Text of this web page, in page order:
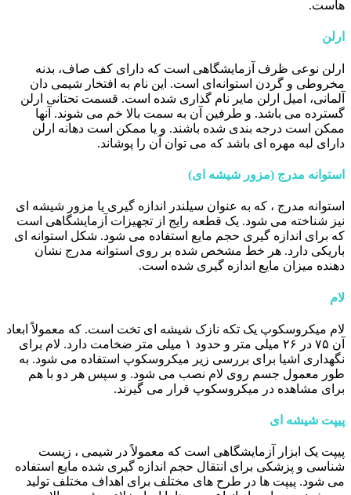
هاست.
ارلن
ارلن نوعی ظرف آزمایشگاهی است که دارای کف صاف، بدنه
مخروطی و گردن استوانه‌ای است. این نام به افتخار شیمی دان
آلمانی، امیل ارلن مایر نام گذاری شده است. قسمت تحتانی ارلن
گسترده می باشد. و طرفین آن به سمت بالا خم می شوند. آنها
ممکن است درجه بندی شده باشند. و یا ممکن است دهانه ارلن
دارای لبه مهره ای باشد که می توان آن را پوشاند.
استوانه مدرج (مزور شیشه ای)
استوانه مدرج ، که به عنوان سیلندر اندازه گیری یا مزور شیشه ای
نیز شناخته می شود. یک قطعه رایج از تجهیزات آزمایشگاهی است
که برای اندازه گیری حجم مایع استفاده می شود. شکل استوانه ای
باریکی دارد. هر خط مشخص شده بر روی استوانه مدرج نشان
دهنده میزان مایع اندازه گیری شده است.
لام
لام میکروسکوپ یک تکه نازک شیشه ای تخت است. که معمولاً ابعاد
آن ۷۵ در ۲۶ میلی متر و حدود ۱ میلی متر ضخامت دارد. لام برای
نگهداری اشیا برای بررسی زیر میکروسکوپ استفاده می شود. به
طور معمول جسم روی لام نصب می شود. و سپس هر دو با هم
برای مشاهده در میکروسکوپ قرار می گیرند.
پیپت شیشه ای
پیپت یک ابزار آزمایشگاهی است که معمولاً در شیمی ، زیست
شناسی و پزشکی برای انتقال حجم اندازه گیری شده مایع استفاده
می شود. پیپت ها در طرح های مختلف برای اهداف مختلف تولید